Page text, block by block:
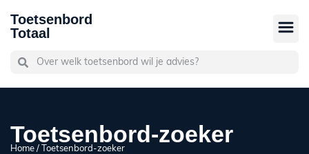
Toetsenbord
Totaal
Toetsenbord-zoeker
Home / Toetsenbord-zoeker